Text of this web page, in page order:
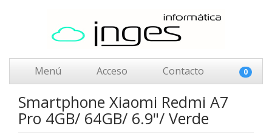
Menú Acceso Contacto 0
Smartphone Xiaomi Redmi A7
Pro 4GB/ 64GB/ 6.9"/ Verde